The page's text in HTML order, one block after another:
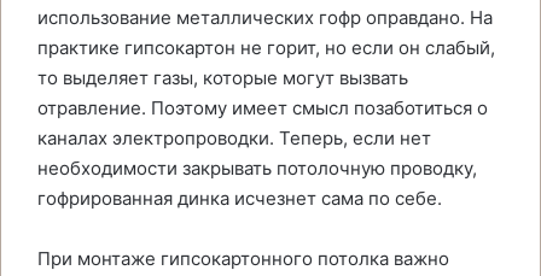
использование металлических гофр оправдано. На
практике гипсокартон не горит, но если он слабый,
то выделяет газы, которые могут вызвать
отравление. Поэтому имеет смысл позаботиться о
каналах электропроводки. Теперь, если нет
необходимости закрывать потолочную проводку,
гофрированная динка исчезнет сама по себе.
При монтаже гипсокартонного потолка важно